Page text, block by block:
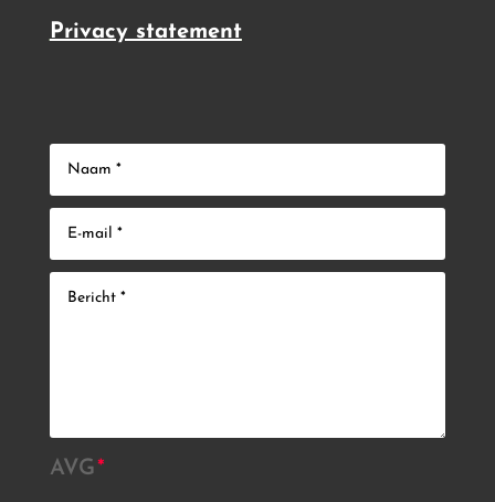
Privacy statement
AVG